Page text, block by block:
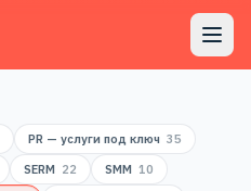
PR — услуги под ключ 35
SERM 22 SMM 10